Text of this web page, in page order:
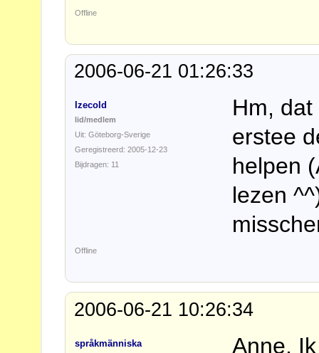
Offline
2006-06-21 01:26:33
Izecold
lid/medlem
Uit: Göteborg-Sverige
Geregistreerd: 2005-12-23
Bijdragen: 11
Hm,
erstee
helpen
lezen
Offline
2006-06-21 10:26:34
språkmänniska Anne,